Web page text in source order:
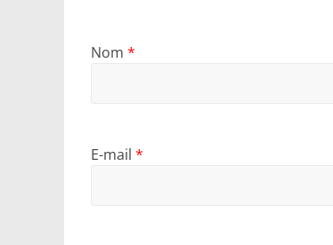
Nom *
E-mail *